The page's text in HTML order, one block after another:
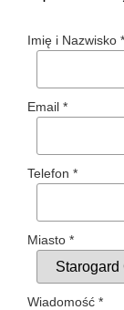
Imię i Nazwisko *
Email *
Telefon *
Miasto *
Wiadomość *